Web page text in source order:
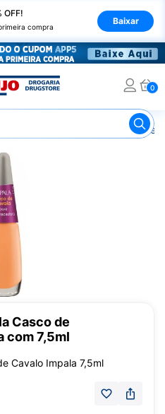
OFF!
compra
Baixar
0
Base
Casco de
com 7,5ml
Cavalo Impala 7,5ml